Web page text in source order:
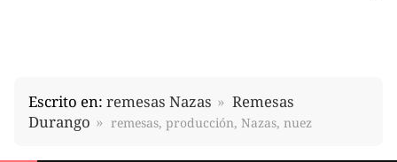
Escrito en: remesas Nazas
Remesas
Durango
remesas, producción, Nazas, nuez